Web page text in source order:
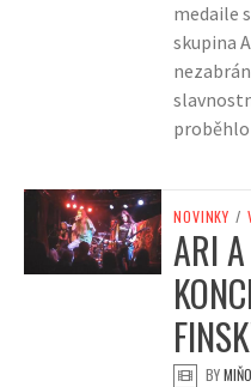
medaile
skupina
proběhlo
NOVINKY /
ARI
BY